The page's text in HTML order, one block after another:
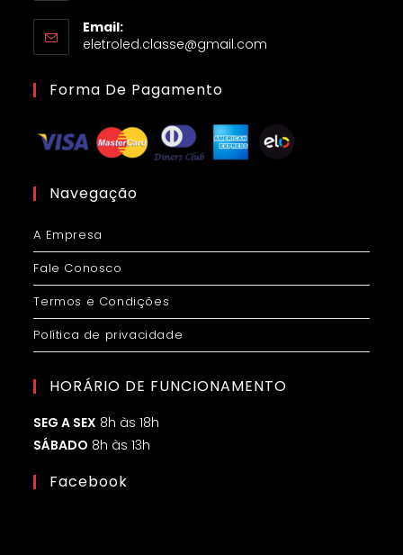
Email:
eletroled.classe@gmail.com
Forma De Pagamento
Navegação
A Empresa
Fale Conosco
Termos e Condições
Política de privacidade
HORÁRIO DE FUNCIONAMENTO
SEG A SEX 8h às 18h
SÁBADO 8h às 13h
Facebook